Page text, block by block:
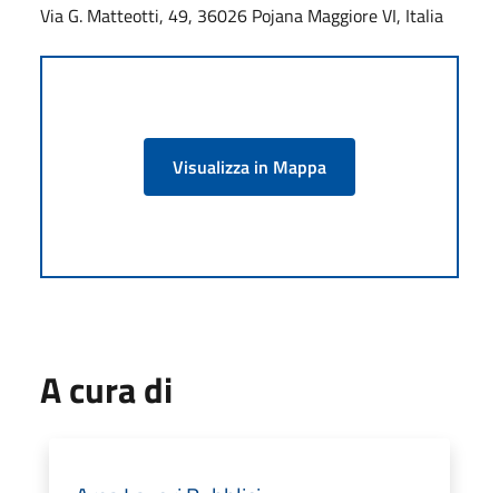
Via G. Matteotti, 49, 36026 Pojana Maggiore VI, Italia
Visualizza in Mappa
A cura di